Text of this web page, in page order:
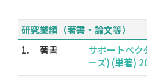
研究業績（著書・論文等）
1.
著書
サポートベク
ーズ) (単著)